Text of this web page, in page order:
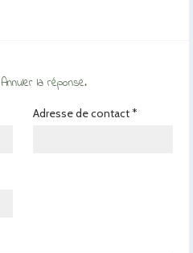
Annuler la réponse.
Adresse de contact*